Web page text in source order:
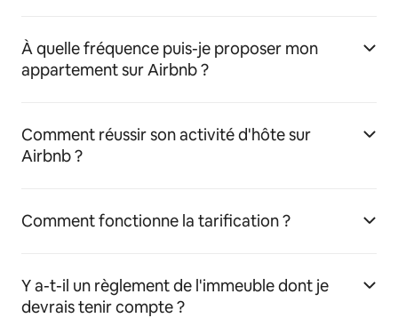
À quelle fréquence puis-je proposer mon
appartement sur Airbnb ?
Comment réussir son activité d'hôte sur
Airbnb ?
Comment fonctionne la tarification ?
Y a-t-il un règlement de l'immeuble dont je
devrais tenir compte ?